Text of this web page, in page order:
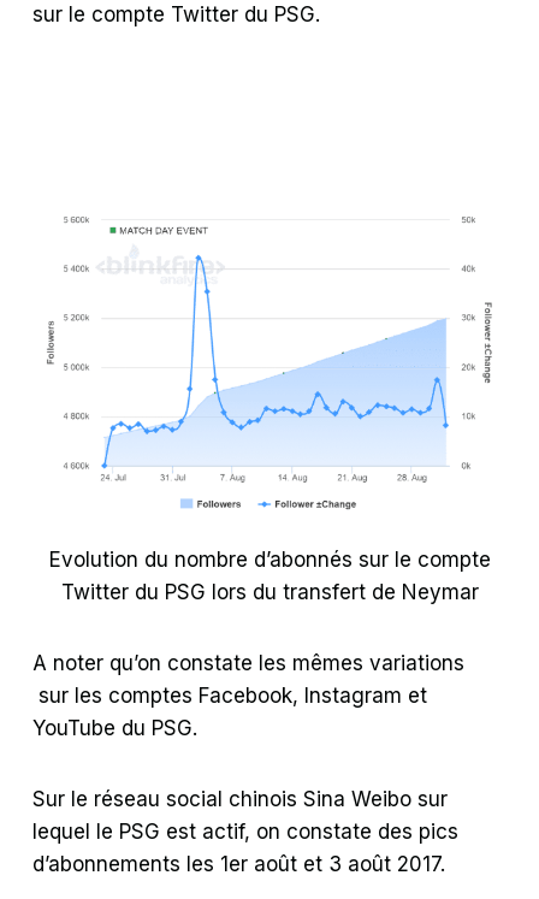
sur le compte Twitter du PSG.
Evolution du nombre d’abonnés sur le compte
Twitter du PSG lors du transfert de Neymar
A noter qu’on constate les mêmes variations
sur les comptes Facebook, Instagram et
YouTube du PSG.
Sur le réseau social chinois Sina Weibo sur
lequel le PSG est actif, on constate des pics
d’abonnements les 1er août et 3 août 2017.